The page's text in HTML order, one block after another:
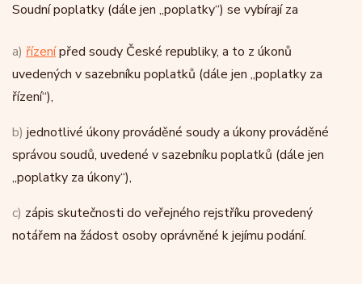
Soudní poplatky (dále jen „poplatky“) se vybírají za
a) řízenípřed soudy České republiky, a to z úkonů
uvedených v sazebníku poplatků (dále jen „poplatky za
řízení“),
b) jednotlivé úkony prováděné soudy a úkony prováděné
správou soudů, uvedené v sazebníku poplatků (dále jen
„poplatky za úkony“),
c) zápis skutečnosti do veřejného rejstříku provedený
notářem na žádost osoby oprávněné k jejímu podání.